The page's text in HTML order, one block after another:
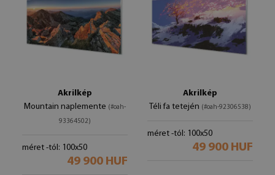
Akrilkép
Mountain naplemente (#oah-
93364502)
méret -tól: 100x50
49 900 HUF
Akrilkép
Téli fa tetején (#oah-92306538)
méret -tól: 100x50
49 900 HUF